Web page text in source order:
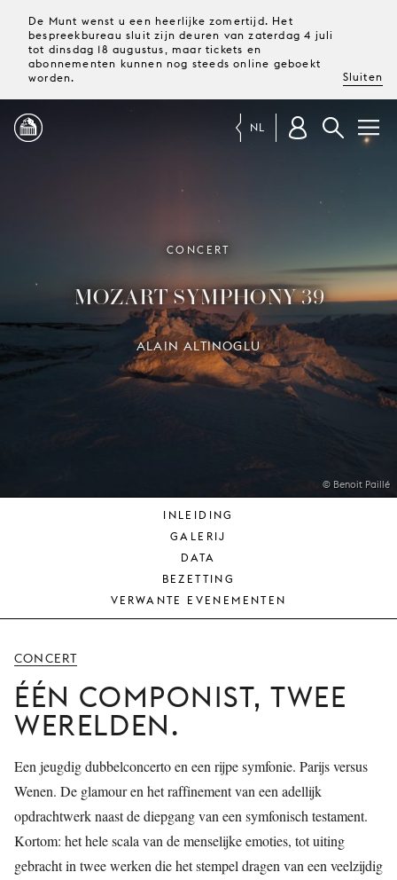
De Munt wenst u een heerlijke zomertijd. Het
bespreekbureau sluit zijn deuren van zaterdag 4 juli
tot dinsdag 18 augustus, maar tickets en
abonnementen kunnen nog steeds online geboekt
worden.
Sluiten
TICKETS &
ABONNEMENTEN
UW
BEZOEK
ONS
NL
© Benoit Paillé
CONCERT
MOZART SYMPHONY 39
ALAIN ALTINOGLU
INLEIDING
GALERIJ
DATA
BEZETTING
VERWANTE EVENEMENTEN
CONCERT
ÉÉN COMPONIST, TWEE
WERELDEN.
Een jeugdig dubbelconcerto en een rijpe symfonie. Parijs versus
Wenen. De glamour en het raffinement van een adellijk
opdrachtwerk naast de diepgang van een symfonisch testament.
Kortom: het hele scala van de menselijke emoties, tot uiting
gebracht in twee werken die het stempel dragen van een veelzijdig